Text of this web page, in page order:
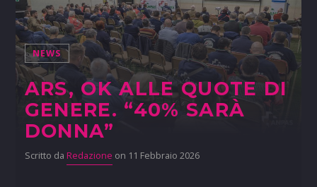
NEWS
ARS, OK ALLE QUOTE DI
GENERE. “40% SARÀ
DONNA”
Scritto da Redazione on 11 Febbraio 2026